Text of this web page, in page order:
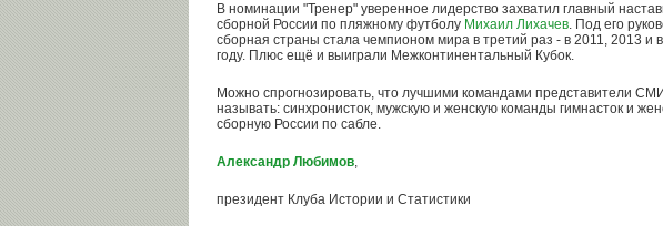
В номинации "Тренер" уверенное лидерство захватил главный
сборной России по пляжному футболу Михаил Лихачев. Под его
сборная страны стала чемпионом мира в третий раз - в 2011, 2013 и
году. Плюс ещё и выиграли Межконтинентальный Кубок.
Можно спрогнозировать, что лучшими командами представители
называть: синхронисток, мужскую и женскую команды гимнасток и
сборную России по сабле.
Александр Любимов,
президент Клуба Истории и Статистики